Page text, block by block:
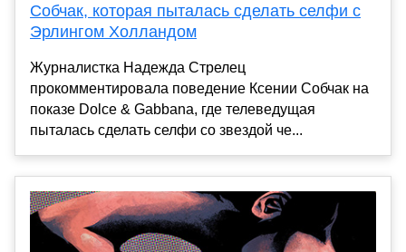
Собчак, которая пыталась сделать селфи с
Эрлингом Холландом
Журналистка Надежда Стрелец
прокомментировала поведение Ксении Собчак на
показе Dolce & Gabbana, где телеведущая
пыталась сделать селфи со звездой че...